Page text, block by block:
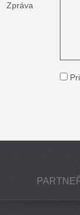
Zpráva